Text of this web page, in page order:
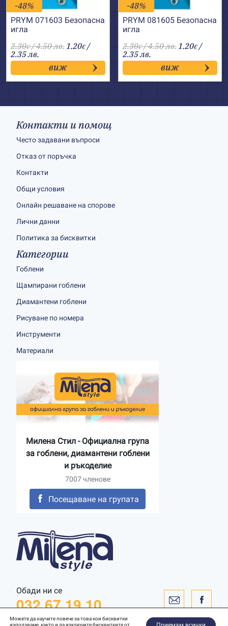
-48%
PRYM 071603 Безопаснa
иглa
2.30€/ 4.50 лв.1.20€ /
2.35 лв.
виж
-48%
PRYM 081605 Безопасна
игла
2.30€/ 4.50 лв.1.20€ /
2.35 лв.
виж
Обади ни се
032 67 19 10
Контакти и помощ
Често задавани въпроси
Отказ от поръчка
Контакти
Общи условия
Онлайн решаване на спорове
Лични данни
Политика за бисквитки
Категории
Гоблени
Щампирани гоблени
Диамантени гоблени
Рисуване по номера
Инструменти
Материали
Милена Стил - Официална група
за гоблени, диамантени гоблени
и ръкоделие
7007 членове
Посещаване на групата
Можете да научите повече за това кои бисквитки
използваме, както и да изключите бисквитките от